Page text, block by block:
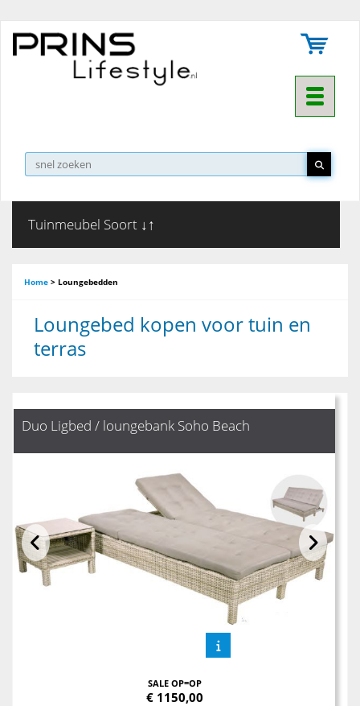
Toggle
▼
Tuinmeubel Soort ↓↑
Home > Loungebedden
Loungebed kopen voor tuin en
terras
Duo Ligbed / loungebank Soho Beach
SALE OP=OP
€ 1150,00